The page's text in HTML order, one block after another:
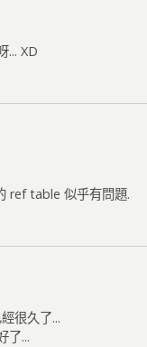
... XD
ref table 似乎有問題.
很久了...
了...